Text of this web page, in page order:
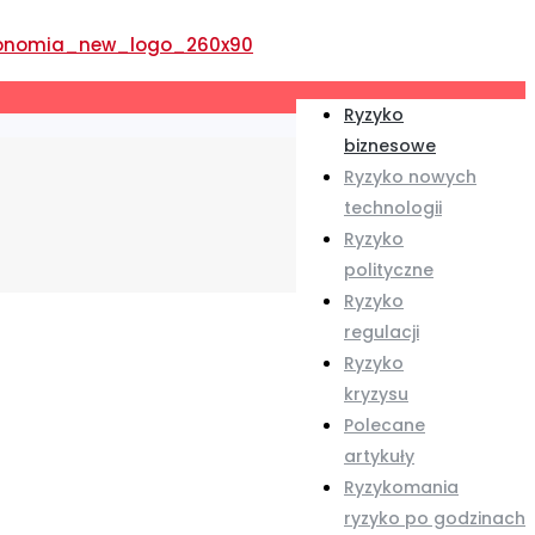
Ryzyko
biznesowe
Ryzyko nowych
technologii
Ryzyko
polityczne
Ryzyko
regulacji
Ryzyko
kryzysu
Polecane
artykuły
Ryzykomania
ryzyko po godzinach